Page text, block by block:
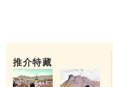
推介特藏